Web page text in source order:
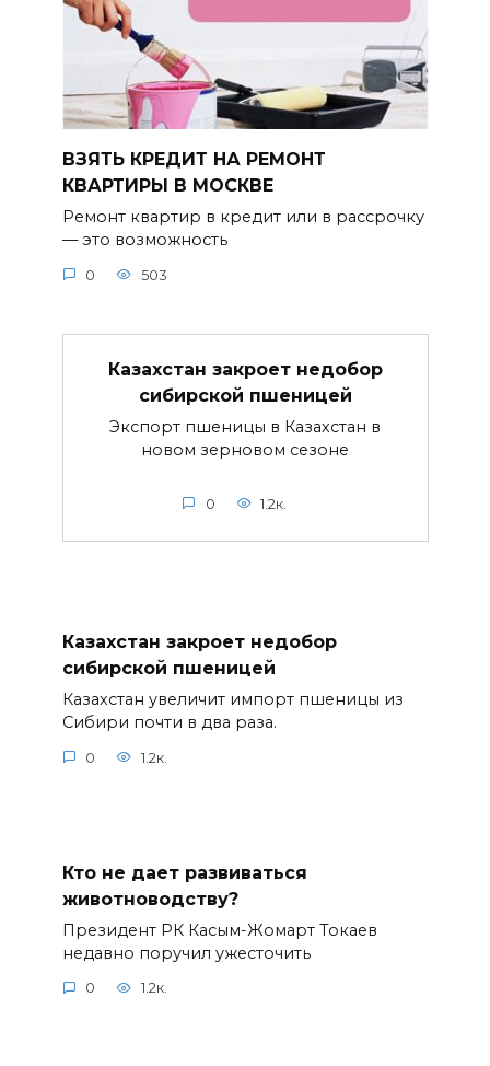
ВЗЯТЬ КРЕДИТ НА РЕМОНТ
КВАРТИРЫ В МОСКВЕ
Ремонт квартир в кредит или в рассрочку
— это возможность
0 503
Казахстан закроет недобор
сибирской пшеницей
Экспорт пшеницы в Казахстан в
новом зерновом сезоне
0 1.2к.
Казахстан закроет недобор
сибирской пшеницей
Казахстан увеличит импорт пшеницы из
Сибири почти в два раза.
0 1.2к.
Кто не дает развиваться
животноводству?
Президент РК Касым-Жомарт Токаев
недавно поручил ужесточить
0 1.2к.